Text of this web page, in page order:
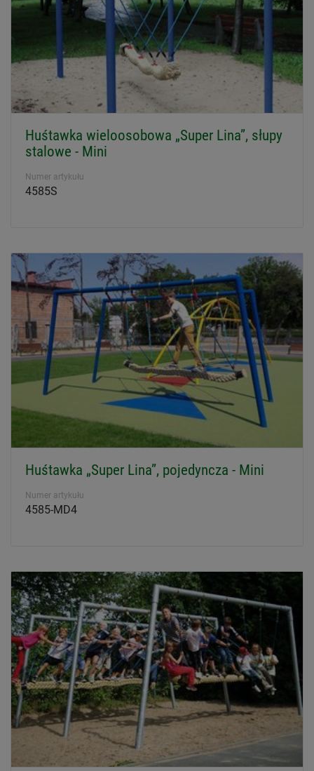
Huśtawka wieloosobowa „Super Lina”, słupy
stalowe - Mini
Numer artykułu
4585S
Huśtawka „Super Lina”, pojedyncza - Mini
Numer artykułu
4585-MD4